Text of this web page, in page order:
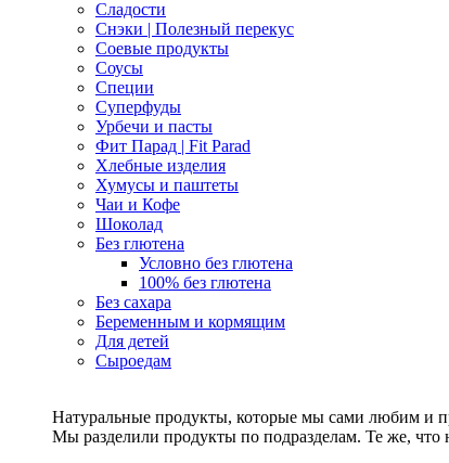
Сладости
Снэки | Полезный перекус
Соевые продукты
Соусы
Специи
Суперфуды
Урбечи и пасты
Фит Парад | Fit Parad
Хлебные изделия
Хумусы и паштеты
Чаи и Кофе
Шоколад
Без глютена
Условно без глютена
100% без глютена
Без сахара
Беременным и кормящим
Для детей
Сыроедам
Натуральные продукты, которые мы сами любим и
Мы разделили продукты по подразделам. Те же, что